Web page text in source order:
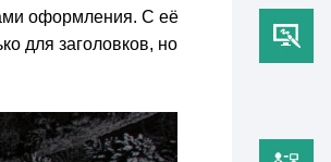
оформления. С её
для заголовков, но